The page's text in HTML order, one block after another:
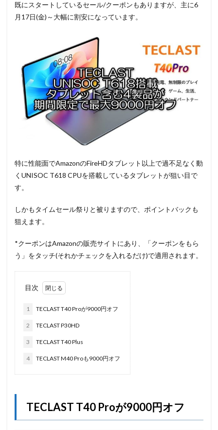
既にスタートしているセール/クーポンもありますが、主に6
月17日(金)～大幅に割安になっています。
特に性能面でAmazonのFireHDタブレット以上で過不足なく動
くUNISOC T618 CPUを搭載しているタブレットが狙い目で
す。
しかもタイムセール祭りと被りますので、ポイントバックも
狙えます。
*クーポンはAmazonの販売サイトにあり、「クーポンをもら
う」をタッチ(それかチェックを入れるだけ)で適用されます。
目次
1 TECLAST T40 Proが9000円オフ
2 TECLAST P30HD
3 TECLAST T40 Plus
4 TECLAST M40 Proも9000円オフ
TECLAST T40 Proが9000円オフ